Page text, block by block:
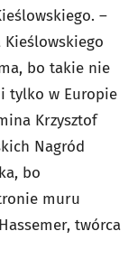
–
Kieślowskiego
bo takie nie
tylko w Europie
Krzysztof
Nagród
bo
muru
twórca